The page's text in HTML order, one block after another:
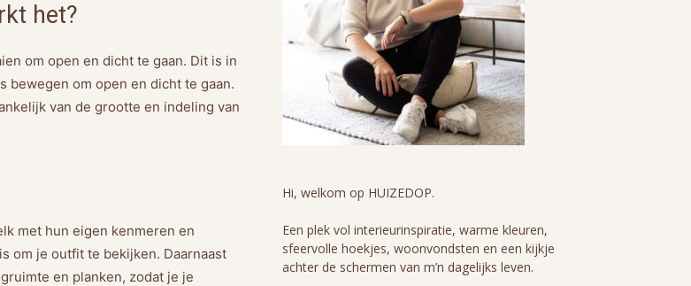
het?
om open en dicht te gaan. Dit is in
om open en dicht te gaan.
van de grootte en indeling van
met hun eigen kenmeren en
om je outfit te bekijken. Daarnaast
en planken, zodat je je
Hi, welkom op HUIZEDOP.
Een plek vol interieurinspiratie, warme kleuren,
sfeervolle hoekjes, woonvondsten en een kijkje
achter de schermen van m’n dagelijks leven.